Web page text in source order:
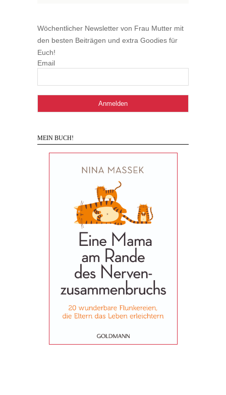
Wöchentlicher Newsletter von Frau Mutter mit
den besten Beiträgen und extra Goodies für
Euch!
Email
MEIN BUCH!